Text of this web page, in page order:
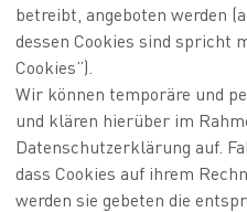
betreibt, angeboten werden
dessen Cookies sind spricht
Cookies”).
Wir können temporäre und
und klären hierüber im
Datenschutzerklärung auf.
dass Cookies auf ihrem
werden sie gebeten die